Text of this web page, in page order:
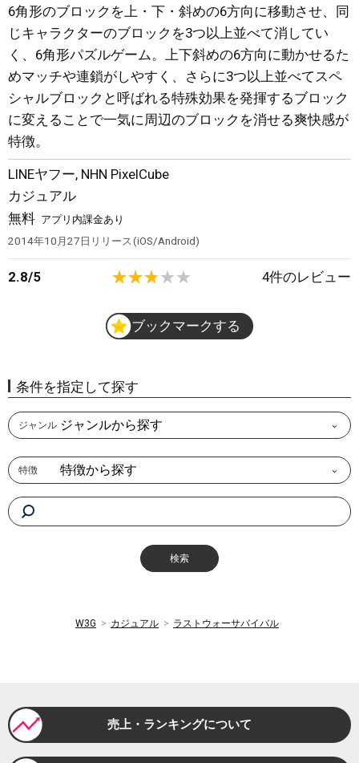
6角形のブロックを上・下・斜めの6方向に移動させ、同
じキャラクターのブロックを3つ以上並べて消してい
く、6角形パズルゲーム。上下斜めの6方向に動かせるた
めマッチや連鎖がしやすく、さらに3つ以上並べてスペ
シャルブロックと呼ばれる特殊効果を発揮するブロック
に変えることで一気に周辺のブロックを消せる爽快感が
特徴。
LINEヤフー, NHN PixelCube
カジュアル
無料 アプリ内課金あり
2014年10月27日 リリース iOS/Android
2.8/5 4件のレビュー
ブックマークする
条件を指定して探す
ジャンル ジャンルから探す
特徴 特徴から探す
W3G カジュアル ラストウォーサバイバル
売上・ランキングについて